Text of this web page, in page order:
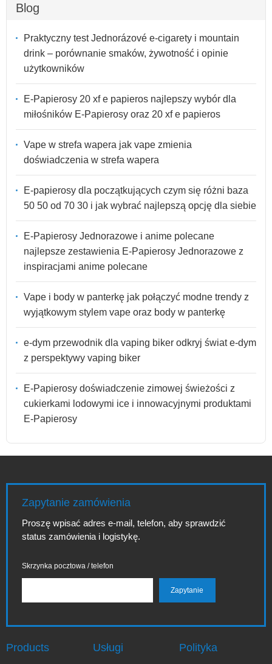
Blog
Praktyczny test Jednorázové e-cigarety i mountain
drink – porównanie smaków, żywotność i opinie
użytkowników
E-Papierosy 20 xf e papieros najlepszy wybór dla
miłośników E-Papierosy oraz 20 xf e papieros
Vape w strefa wapera jak vape zmienia
doświadczenia w strefa wapera
E-papierosy dla początkujących czym się różni baza
50 50 od 70 30 i jak wybrać najlepszą opcję dla siebie
E-Papierosy Jednorazowe i anime polecane
najlepsze zestawienia E-Papierosy Jednorazowe z
inspiracjami anime polecane
Vape i body w panterkę jak połączyć modne trendy z
wyjątkowym stylem vape oraz body w panterkę
e-dym przewodnik dla vaping biker odkryj świat e-dym
z perspektywy vaping biker
E-Papierosy doświadczenie zimowej świeżości z
cukierkami lodowymi ice i innowacyjnymi produktami
E-Papierosy
Zapytanie zamówienia
Proszę wpisać adres e-mail, telefon, aby sprawdzić
status zamówienia i logistykę.
Skrzynka pocztowa / telefon
Products Usługi Polityka